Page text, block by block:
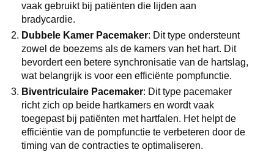
vaak gebruikt bij patiënten die lijden aan
bradycardie.
Dubbele Kamer Pacemaker: Dit type ondersteunt
zowel de boezems als de kamers van het hart. Dit
bevordert een betere synchronisatie van de hartslag,
wat belangrijk is voor een efficiënte pompfunctie.
Biventriculaire Pacemaker: Dit type pacemaker
richt zich op beide hartkamers en wordt vaak
toegepast bij patiënten met hartfalen. Het helpt de
efficiëntie van de pompfunctie te verbeteren door de
timing van de contracties te optimaliseren.